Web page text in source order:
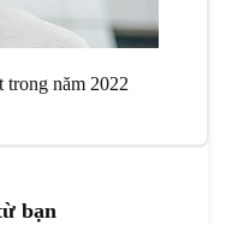
trong năm 2022
bạn